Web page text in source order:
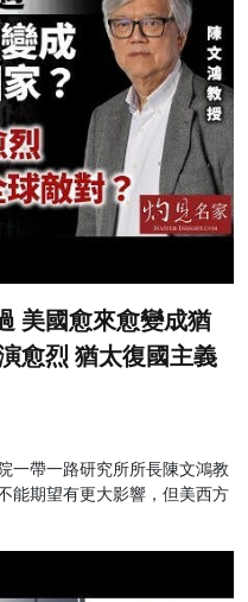
美國愈來愈變成猶
愈烈 猶太復國主義
一帶一路研究所所長陳文鴻教
能期望有更大影響，但美西方